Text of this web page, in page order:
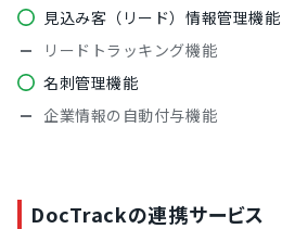
見込み客（リード）情報管理機能
リードトラッキング機能
名刺管理機能
企業情報の自動付与機能
ABテスト機能
DocTrackの連携サービス